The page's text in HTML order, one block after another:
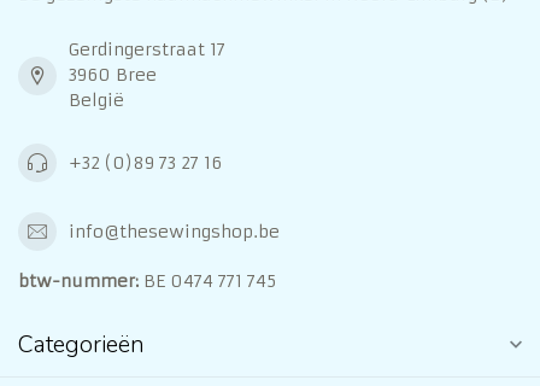
Gerdingerstraat 17
3960 Bree
België
+32 (0)89 73 27 16
info@thesewingshop.be
btw-nummer: BE 0474 771 745
Categorieën